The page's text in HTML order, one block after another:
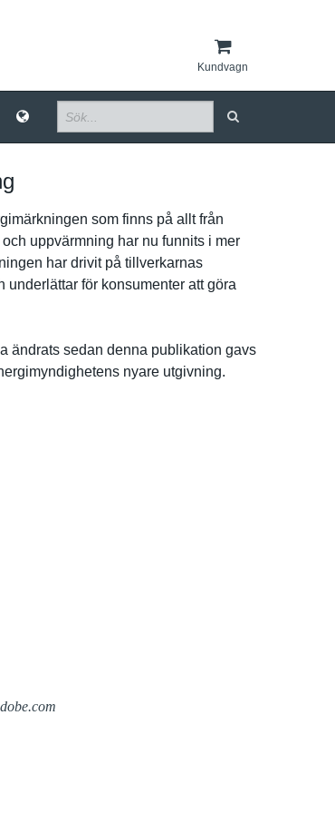
Kundvagn
som finns på allt från
uppvärmnin­g har nu funnits i mer
har drivit på tillverkar­nas
underlätta­r för konsumente­r att göra
ändrats sedan denna publikatio­n gavs
nyare utgivning.